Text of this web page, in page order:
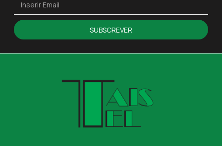
SUBSCREVER